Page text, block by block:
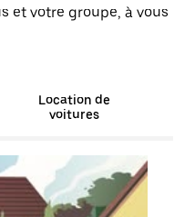
et votre groupe, à vous
Location de
voitures